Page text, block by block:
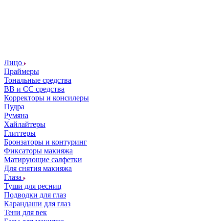
Лицо
Праймеры
Тональные средства
ВВ и СС средства
Корректоры и консилеры
Пудра
Румяна
Хайлайтеры
Глиттеры
Бронзаторы и контуринг
Фиксаторы макияжа
Матирующие салфетки
Для снятия макияжа
Глаза
Туши для ресниц
Подводки для глаз
Карандаши для глаз
Тени для век